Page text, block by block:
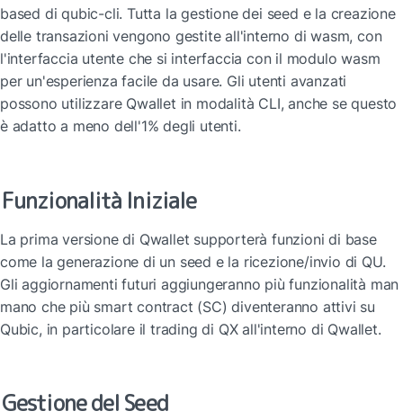
based di qubic-cli. Tutta la gestione dei seed e la creazione
delle transazioni vengono gestite all'interno di wasm, con
l'interfaccia utente che si interfaccia con il modulo wasm
per un'esperienza facile da usare. Gli utenti avanzati
possono utilizzare Qwallet in modalità CLI, anche se questo
è adatto a meno dell'1% degli utenti.
Funzionalità Iniziale
La prima versione di Qwallet supporterà funzioni di base
come la generazione di un seed e la ricezione/invio di QU.
Gli aggiornamenti futuri aggiungeranno più funzionalità man
mano che più smart contract (SC) diventeranno attivi su
Qubic, in particolare il trading di QX all'interno di Qwallet.
Gestione del Seed